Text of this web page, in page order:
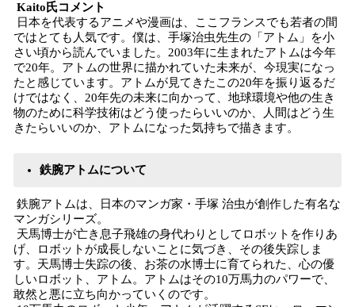
Kaito氏コメント
日本を代表するアニメや漫画は、ここフランスでも若者の間
ではとても人気です。僕は、手塚治虫先生の「アトム」を小
さい頃から読んでいました。2003年に生まれたアトムは今年
で20年。アトムの世界に描かれていた未来が、今現実になっ
たと感じています。アトムが見てきたこの20年を振り返るだ
けではなく、20年先の未来に向かって、地球環境や他の生き
物のために科学技術はどう使ったらいいのか、人間はどう生
きたらいいのか、アトムになった気持ちで描きます。
鉄腕アトムについて
鉄腕アトムは、⽇本のマンガ家・⼿塚 治⾍が創作した有名な
マンガシリーズ。
天馬博士が亡き息子飛雄の身代わりとしてロボットを作りあ
げ、ロボットが成長しないことに気づき、その後失踪しま
す。天馬博士失踪の後、お茶の水博士に育てられた、心の優
しいロボット、アトム。アトムはその10万馬力のパワーで、
敢然と悪に立ち向かっていくのです。